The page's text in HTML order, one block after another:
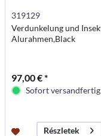
319129
Verdunkelung und
Alurahmen,Black
97,00 € *
Sofort
Részletek